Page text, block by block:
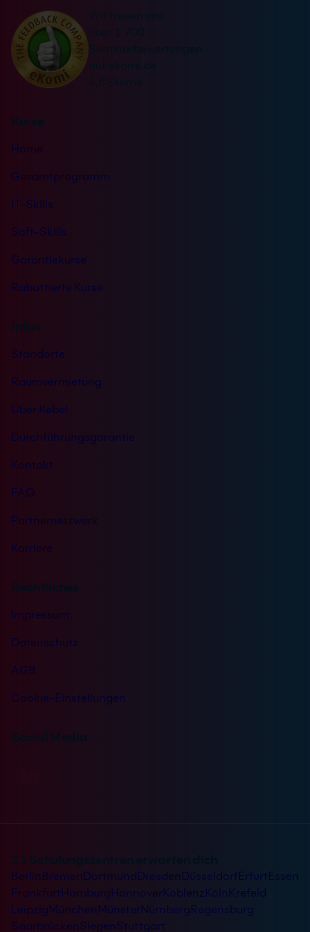
t
ä
n
i
*
i
e
Wir freuen uns
über 1.700
Seminarbewertungen
auf ekomi.de
4,8 Sterne
Kurse
Home
Gesamtprogramm
IT-Skills
Soft-Skills
Garantiekurse
Rabattierte Kurse
Infos
Standorte
Raumvermietung
Über Kebel
Durchführungsgarantie
Kontakt
FAQ
Partnernetzwerk
Karriere
Rechtliches
Impressum
Datenschutz
AGB
Cookie-Einstellungen
Social Media
21 Schulungszentren erwarten dich
Berlin Bremen Dortmund ErfurtEssen
FrankfurtHamburgHannover
Krefeld
LeipzigMünchen Münster
SaarbrückenSiegen Stuttgart